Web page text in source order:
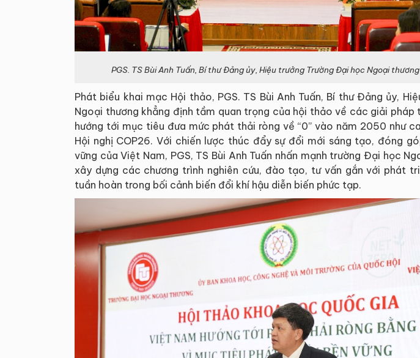
PGS. TS Bùi Anh Tuấn, Bí thư Đảng ủy, Hiệu trưởng Trường Đại học Ngoại
Phát biểu khai mạc Hội thảo, PGS. TS Bùi Anh Tuấn, Bí thư Đảng ủy,
Ngoại thương khẳng định tầm quan trọng của hội thảo về các giải pháp
hướng tới mục tiêu đưa mức phát thải ròng về “0” vào năm 2050 như
Hội nghị COP26. Với chiến lược thúc đẩy sự đổi mới sáng tạo, đóng
vững của Việt Nam, PGS, TS Bùi Anh Tuấn nhấn mạnh trường Đại học
xây dựng các chương trình nghiên cứu, đào tạo, tư vấn gắn với phát
tuần hoàn trong bối cảnh biến đổi khí hậu diễn biến phức tạp.